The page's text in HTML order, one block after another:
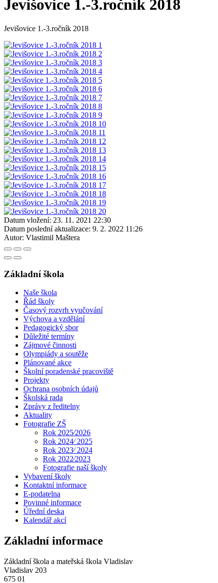
Jevišovice 1.-3.ročník 2018
Jevišovice 1.-3.ročník 2018
Datum vložení: 23. 11. 2021 22:30
Datum poslední aktualizace: 9. 2. 2022 11:26
Autor: Vlastimil Maštera
Základní škola
Naše škola
Řád školy
Časový rozvrh vyučování
Výchova a vzdělání
Pedagogický sbor
Důležité termíny
Zájmové činnosti
Olympiády a soutěže
Plánované akce
Školní poradenské pracoviště
Projekty
Ochrana osobních údajů
Školská rada
Zprávy z ředitelny
Aktuality
Fotografie ZŠ
Rok 2025⁄2026
Rok 2024⁄ 2025
Rok 2023⁄ 2024
Rok 2022⁄2023
Fotografie naší školy
Vybavení školy
Kontaktní informace
E-podatelna
Povinné informace
Úřední deska
Kalendář akcí
Základní informace
Základní škola a mateřská škola Vladislav
Vladislav 203
675 01